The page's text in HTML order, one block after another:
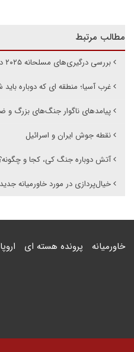
مطالب مرتبط
بررسی درگیری‌های مسلحانه ۲۰۲۵ در خاورمیانه و شمال آفریقا
غرب آسیا؛ منطقه ای که دوباره
پیامدهای ناگوار جنگ‌های بزرگ و
نقطه جوش ایران و اسرائیل
آتش دوباره جنگ کی، کجا و
خیال‌پردازی در مورد خاورمیانه جدید
خاورمیانه پرونده هسته ای اروپا